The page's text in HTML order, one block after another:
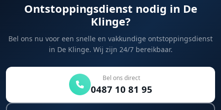
Ontstoppingsdienst nodig in De
Klinge?
Bel ons nu voor een snelle en vakkundige ontstoppingsdienst
in De Klinge. Wij zijn 24/7 bereikbaar.
Bel ons direct
0487 10 81 95